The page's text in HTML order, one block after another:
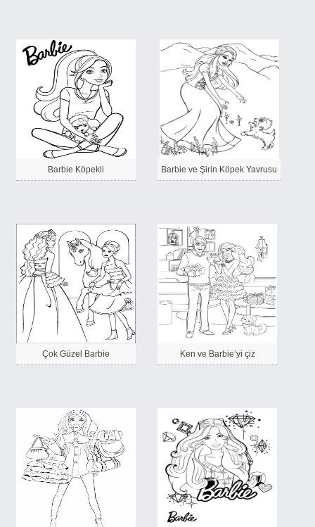
Barbie Köpekli Barbie ve Şirin Köpek Yavrusu
Çok Güzel Barbie Ken ve Barbie’yi çiz